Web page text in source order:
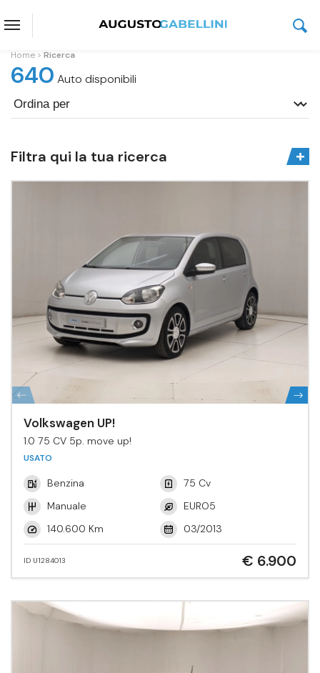
Home Ricerca
640 Auto disponibili
Filtra qui la tua ricerca
Volkswagen UP!
1.0 75 CV 5p. move up!
USATO
Benzina
75 Cv
Manuale
EURO5
140.600 Km
03/2013
ID U1284013 € 6.900